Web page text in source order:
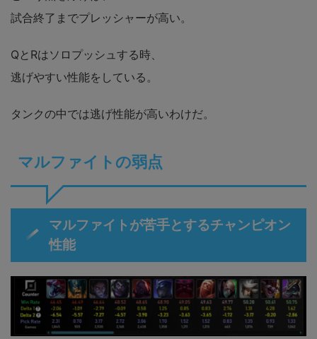
試合終了までプレッシャーが高い。
QとRはソロプッシュする時、
逃げやすい性能をしている。
タンクの中では逃げ性能が高いわけだ。
マルファイトの弱点
マルファイトが苦手とするチャンピオン
性能